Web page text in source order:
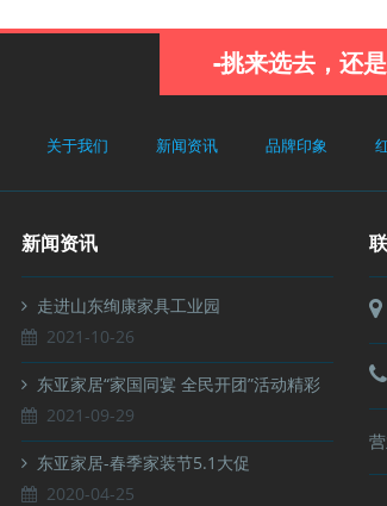
-挑来选去，还
关于我们 新闻资讯 品牌印象
新闻资讯
走进山东绚康家具工业园
2021-10-26
东亚家居“家国同宴 全民开团”活动精彩
2021-09-29
东亚家居-春季家装节5.1大促
2020-04-25